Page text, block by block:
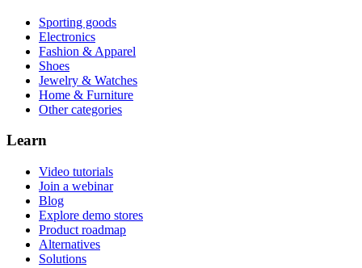
Sporting goods
Electronics
Fashion & Apparel
Shoes
Jewelry & Watches
Home & Furniture
Other categories
Learn
Video tutorials
Join a webinar
Blog
Explore demo stores
Product roadmap
Alternatives
Solutions